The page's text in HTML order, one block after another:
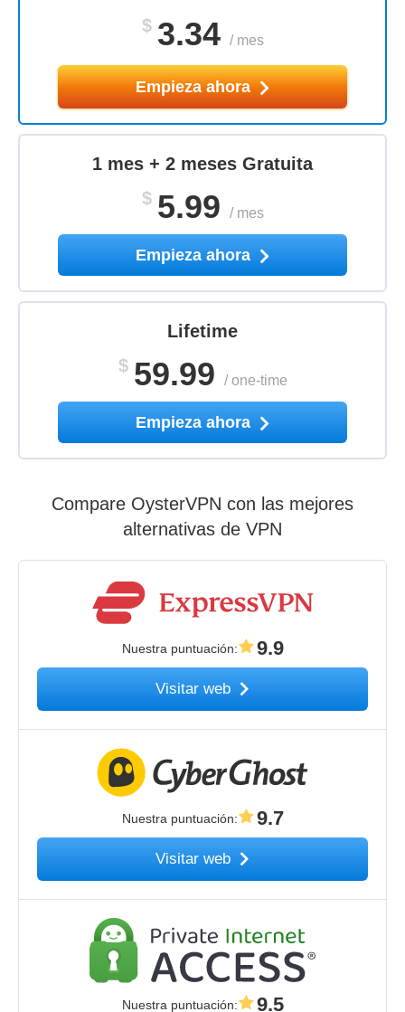
$ 3.34 / mes
Empieza ahora
1 mes + 2 meses Gratuita
$ 5.99 / mes
Empieza ahora
Lifetime
$ 59.99 /one-time
Empieza ahora
Compare OysterVPN con las mejores
alternativas de VPN
Nuestra puntuación: 9.9
Visitar web
Nuestra puntuación: 9.7
Visitar web
Nuestra puntuación: 9.5